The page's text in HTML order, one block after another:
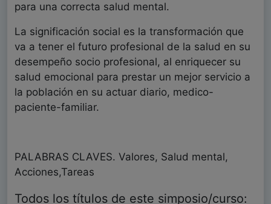
para una correcta salud mental.
La significación social es la transformación que
va a tener el futuro profesional de la salud en su
desempeño socio profesional, al enriquecer su
salud emocional para prestar un mejor servicio a
la población en su actuar diario, medico-
paciente-familiar.
PALABRAS CLAVES. Valores, Salud mental,
Acciones,Tareas
Todos los títulos de este simposio/curso: